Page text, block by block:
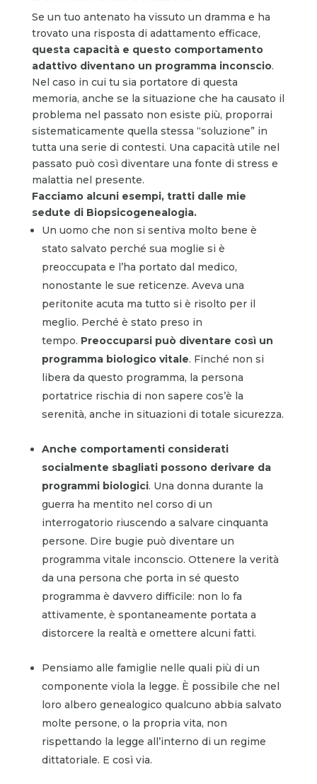
Se un tuo antenato ha vissuto un dramma e ha
trovato una risposta di adattamento efficace,
questa capacità e questo comportamento
adattivo diventano un programma inconscio.
Nel caso in cui tu sia portatore di questa
memoria, anche se la situazione che ha causato il
problema nel passato non esiste più, proporrai
sistematicamente quella stessa “soluzione” in
tutta una serie di contesti. Una capacità utile nel
passato può così diventare una fonte di stress e
malattia nel presente.
Facciamo alcuni esempi, tratti dalle mie
sedute di Biopsicogenealogia.
Un uomo che non si sentiva molto bene è
stato salvato perché sua moglie si è
preoccupata e l’ha portato dal medico,
nonostante le sue reticenze. Aveva una
peritonite acuta ma tutto si è risolto per il
meglio. Perché è stato preso in
tempo. Preoccuparsi può diventare così un
programma biologico vitale. Finché non si
libera da questo programma, la persona
portatrice rischia di non sapere cos’è la
serenità, anche in situazioni di totale sicurezza.
Anche comportamenti considerati
socialmente sbagliati possono derivare da
programmi biologici. Una donna durante la
guerra ha mentito nel corso di un
interrogatorio riuscendo a salvare cinquanta
persone. Dire bugie può diventare un
programma vitale inconscio. Ottenere la verità
da una persona che porta in sé questo
programma è davvero difficile: non lo fa
attivamente, è spontaneamente portata a
distorcere la realtà e omettere alcuni fatti.
Pensiamo alle famiglie nelle quali più di un
componente viola la legge. È possibile che nel
loro albero genealogico qualcuno abbia salvato
molte persone, o la propria vita, non
rispettando la legge all’interno di un regime
dittatoriale. E così via.